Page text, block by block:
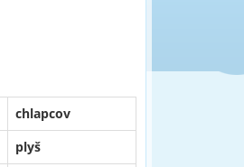
chlapcov
plyš